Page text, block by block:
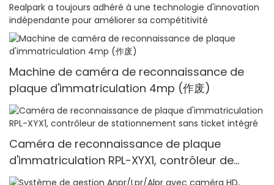
Realpark a toujours adhéré à une technologie d'innovation
indépendante pour améliorer sa compétitivité
Machine de caméra de reconnaissance de
plaque d'immatriculation 4mp (作废)
Caméra de reconnaissance de plaque
d'immatriculation RPL-XYX1, contrôleur de
stationnement sans ticket intégré